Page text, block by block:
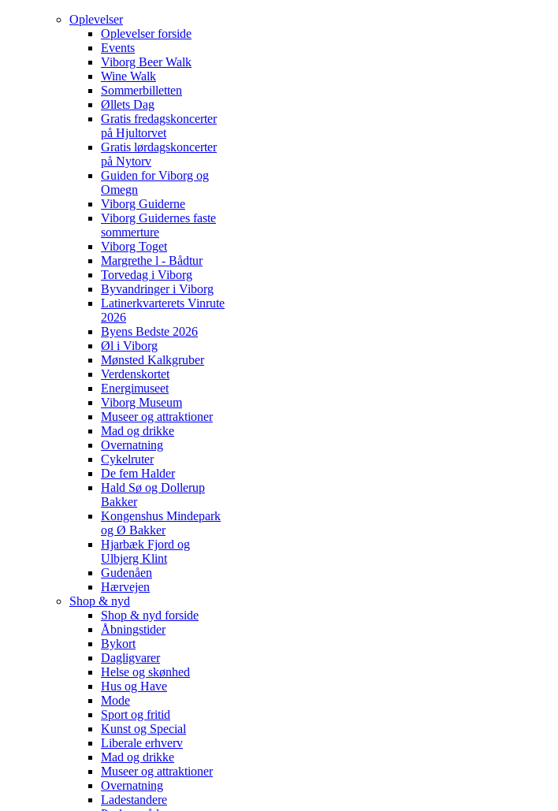
Oplevelser
Oplevelser forside
Events
Viborg Beer Walk
Wine Walk
Sommerbilletten
Øllets Dag
Gratis fredagskoncerter
på Hjultorvet
Gratis lørdagskoncerter
på Nytorv
Guiden for Viborg og
Omegn
Viborg Guiderne
Viborg Guidernes faste
sommerture
Viborg Toget
Margrethe l - Bådtur
Torvedag i Viborg
Byvandringer i Viborg
Latinerkvarterets Vinrute
2026
Byens Bedste 2026
Øl i Viborg
Mønsted Kalkgruber
Verdenskortet
Energimuseet
Viborg Museum
Museer og attraktioner
Mad og drikke
Overnatning
Cykelruter
De fem Halder
Hald Sø og Dollerup
Bakker
Kongenshus Mindepark
og Ø Bakker
Hjarbæk Fjord og
Ulbjerg Klint
Gudenåen
Hærvejen
Shop & nyd
Shop & nyd forside
Åbningstider
Bykort
Dagligvarer
Helse og skønhed
Hus og Have
Mode
Sport og fritid
Kunst og Special
Liberale erhverv
Mad og drikke
Museer og attraktioner
Overnatning
Ladestandere